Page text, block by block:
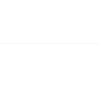
кнопки, липучки,